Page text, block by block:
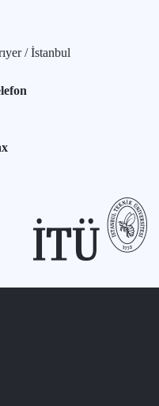
/ İstanbul